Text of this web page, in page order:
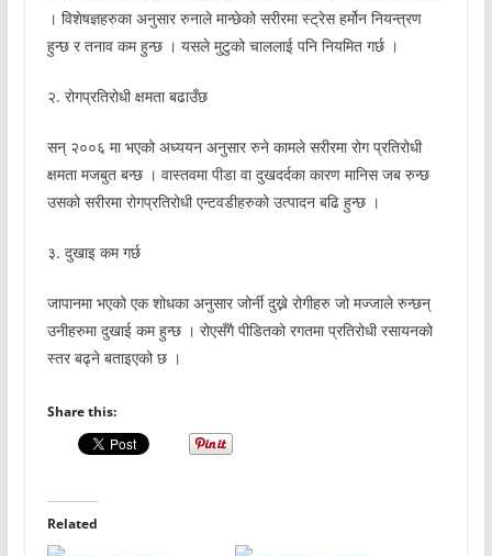
। विशेषज्ञहरुका अनुसार रुनाले मान्छेको सरीरमा स्ट्रेस हर्मोन नियन्त्रण
हुन्छ र तनाव कम हुन्छ । यसले मुटुको चाललाई पनि नियमित गर्छ ।
२. रोगप्रतिरोधी क्षमता बढाउँछ
सन् २००६ मा भएको अध्ययन अनुसार रुने कामले सरीरमा रोग प्रतिरोधी
क्षमता मजबुत बन्छ । वास्तवमा पीडा वा दुखदर्दका कारण मानिस जब रुन्छ
उसको सरीरमा रोगप्रतिरोधी एन्टवडीहरुको उत्पादन बढि हुन्छ ।
३. दुखाइ कम गर्छ
जापानमा भएको एक शोधका अनुसार जोर्नी दुख्ने रोगीहरु जो मज्जाले रुन्छन्
उनीहरुमा दुखाई कम हुन्छ । रोएसँगै पीडितको रगतमा प्रतिरोधी रसायनको
स्तर बढ्ने बताइएको छ ।
Share this:
Related